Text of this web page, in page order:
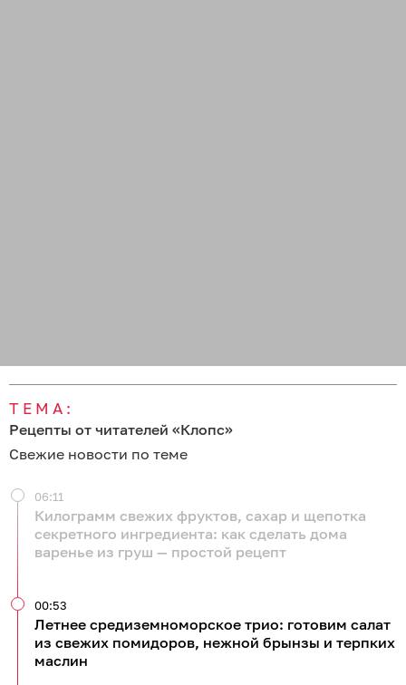
ТЕМА:
Рецепты от читателей «Клопс»
Свежие новости по теме
Килограмм свежих фруктов, сахар и щепотка
секретного ингредиента: как сделать дома
варенье из груш — простой рецепт
06:11
Летнее средиземноморское трио: готовим салат
из свежих помидоров, нежной брынзы и терпких
маслин
00:53